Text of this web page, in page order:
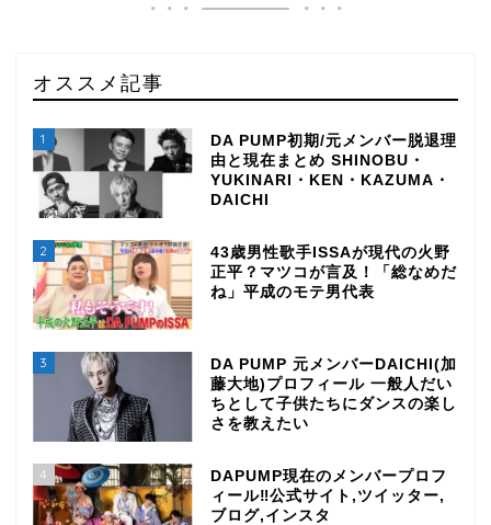
オススメ記事
1
DA PUMP初期/元メンバー脱退理
由と現在まとめ SHINOBU・
YUKINARI・KEN・KAZUMA・
DAICHI
2
43歳男性歌手ISSAが現代の火野
正平？マツコが言及！「総なめだ
ね」平成のモテ男代表
3
DA PUMP 元メンバーDAICHI(加
藤大地)プロフィール 一般人だい
ちとして子供たちにダンスの楽し
さを教えたい
4
DAPUMP現在のメンバープロフ
ィール‼公式サイト,ツイッター,
ブログ,インスタ